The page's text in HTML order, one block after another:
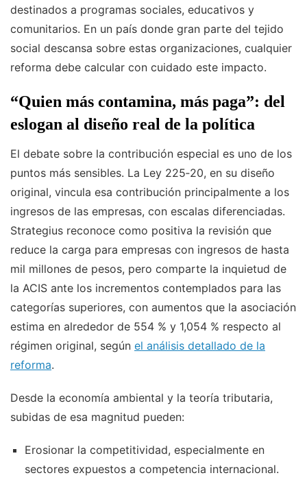
destinados a programas sociales, educativos y
comunitarios. En un país donde gran parte del tejido
social descansa sobre estas organizaciones, cualquier
reforma debe calcular con cuidado este impacto.
“Quien más contamina, más paga”: del
eslogan al diseño real de la política
El debate sobre la contribución especial es uno de los
puntos más sensibles. La Ley 225‑20, en su diseño
original, vincula esa contribución principalmente a los
ingresos de las empresas, con escalas diferenciadas.
Strategius reconoce como positiva la revisión que
reduce la carga para empresas con ingresos de hasta
mil millones de pesos, pero comparte la inquietud de
la ACIS ante los incrementos contemplados para las
categorías superiores, con aumentos que la asociación
estima en alrededor de 554 % y 1,054 % respecto al
régimen original, según el análisis detallado de la
reforma.
Desde la economía ambiental y la teoría tributaria,
subidas de esa magnitud pueden:
Erosionar la competitividad, especialmente en
sectores expuestos a competencia internacional.